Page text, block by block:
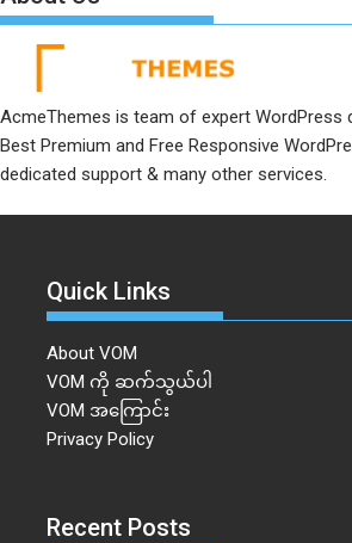
AcmeThemes is team of expert WordPress
Best Premium and Free Responsive
dedicated support & many other services.
Quick Links
About VOM
VOM ကို ဆက်သွယ်ပါ
VOM အကြောင်း
Privacy Policy
Recent Posts